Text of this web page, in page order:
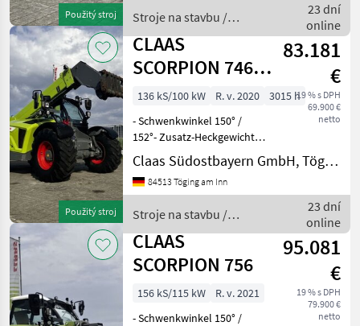
Použitý stroj
ÜberlastwarneinrichtungFür
weitere Informa
Stroje na stavbu /
Claas
23 dní
online
Použitý stroj
CLAAS
SCORPION 746
VARIPOWER
83.181
€
19 % s DPH
69.900 €
netto
136 kS/100 kW R. v. 2020
3015 h
- Schwenkwinkel 150° /
152°- Zusatz-Heckgewicht
430 kg- 3. & 4.
Zusatzsteuerkreis Front
(dw) inkl. Dauerfunktion-
der Kabine und a
Claas Südostbayern GmbH, Töging
84513 Töging am Inn
Stroje na stavbu /
Claas
23 dní
online
CLAAS
SCORPION 756
95.081
€
19 % s DPH
79.900 €
netto
156 kS/115 kW
R. v. 2021
- Schwenkwinkel 150° /